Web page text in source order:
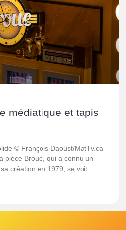
médiatique et tapis
© François Daoust/MatTv.ca
pièce Broue, qui a connu un
création en 1979, se voit